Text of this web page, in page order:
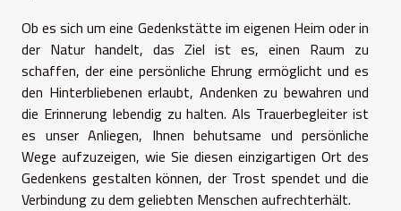
Ob es sich um eine Gedenkstätte im eigenen Heim oder in
der Natur handelt, das Ziel ist es, einen Raum zu
schaffen, der eine persönliche Ehrung ermöglicht und es
den Hinterbliebenen erlaubt, Andenken zu bewahren und
die Erinnerung lebendig zu halten. Als Trauerbegleiter ist
es unser Anliegen, Ihnen behutsame und persönliche
Wege aufzuzeigen, wie Sie diesen einzigartigen Ort des
Gedenkens gestalten können, der Trost spendet und die
Verbindung zu dem geliebten Menschen aufrechterhält.